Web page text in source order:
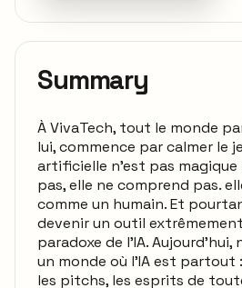
Summary
À VivaTech, tout le monde
lui, commence par calmer le
artificielle n’est pas magique
pas, elle ne comprend pas.
comme un humain. Et
devenir un outil
paradoxe de l’IA.
un monde où l’IA est partout
les pitchs, les esprits de